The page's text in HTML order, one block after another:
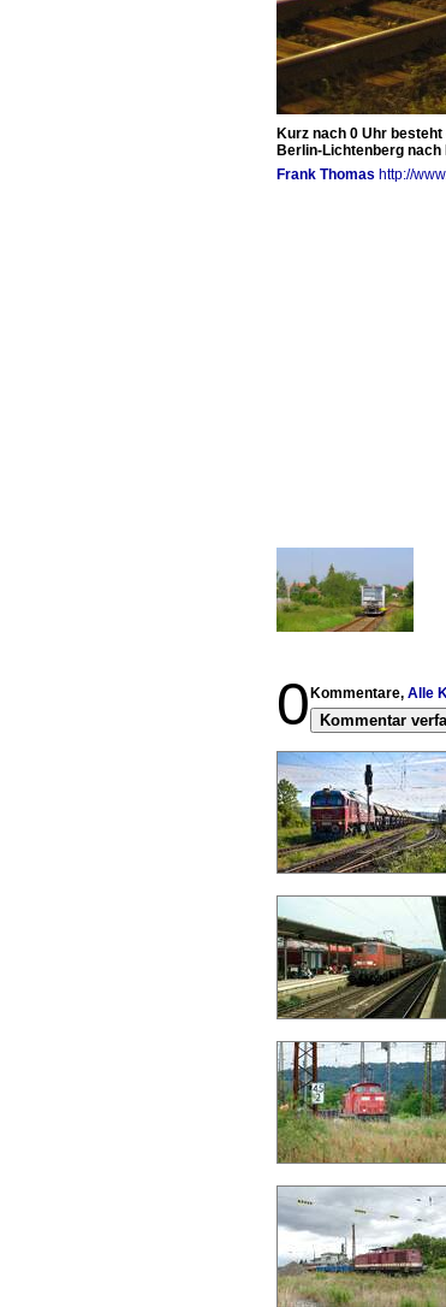
Kurz nach 0 Uhr
Berlin-Lichtenberg nach
Frank Thomas http://
0 Kommentare, Alle
Kommentar